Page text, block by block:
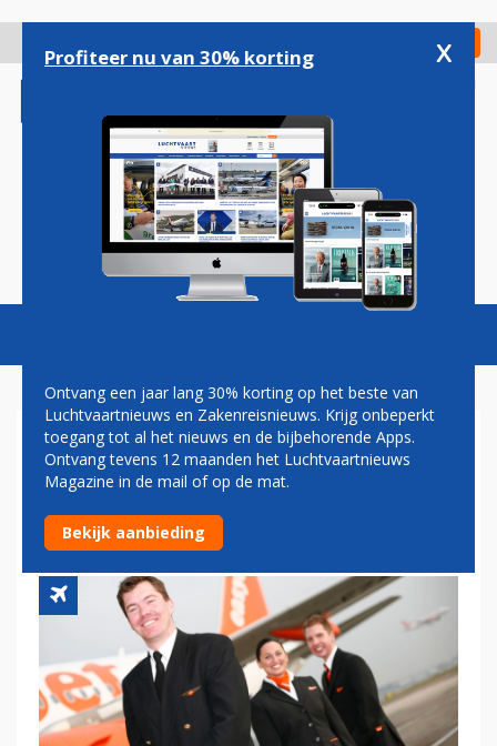
gaan
Check in
Magazine Podcasts Vacatures
BONUS VOOR
CABINEPERSONEEL EASYJET
NA GOEDE CIJFERS
Profiteer nu van 30% korting x
Ontvang een jaar lang 30% korting op het beste van
Luchtvaartnieuws en Zakenreisnieuws. Krijg onbeperkt
toegang tot al het nieuws en de bijbehorende Apps.
Ontvang tevens 12 maanden het Luchtvaartnieuws
Magazine in de mail of op de mat.
Bekijk aanbieding